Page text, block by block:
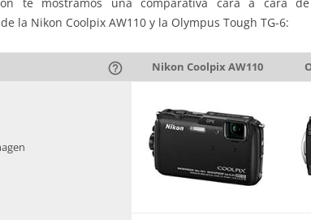
la Nikon Coolpix AW110 y la Olympus Tough TG-6:
help_outline Nikon Coolpix AW110